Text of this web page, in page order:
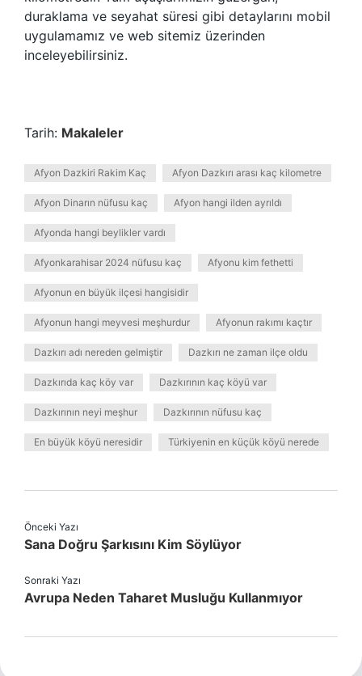
duraklama ve seyahat süresi gibi detaylarını mobil
uygulamamız ve web sitemiz üzerinden
inceleyebilirsiniz.
Tarih: Makaleler
Afyon Dazkiri Rakim Kaç Afyon Dazkırı arası kaç kilometre
Afyon Dinarın nüfusu kaç Afyon hangi ilden ayrıldı
Afyonda hangi beylikler vardı
Afyonkarahisar 2024 nüfusu kaç Afyonu kim fethetti
Afyonun en büyük ilçesi hangisidir
Afyonun hangi meyvesi meşhurdur Afyonun rakımı kaçtır
Dazkırı adı nereden gelmiştir Dazkırı ne zaman ilçe oldu
Dazkırıda kaç köy var Dazkırının kaç köyü var
Dazkırının neyi meşhur Dazkırının nüfusu kaç
En büyük köyü neresidir Türkiyenin en küçük köyü nerede
Önceki Yazı
Sana Doğru Şarkısını Kim Söylüyor
Sonraki Yazı
Avrupa Neden Taharet Musluğu Kullanmıyor